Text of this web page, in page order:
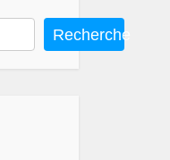
Recherche